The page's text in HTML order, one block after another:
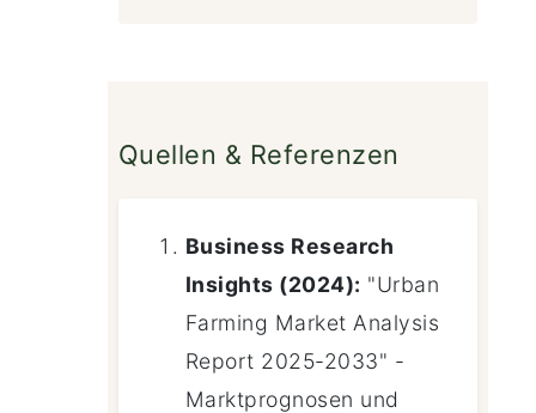
Quellen & Referenzen
Business Research
Insights (2024): "Urban
Farming Market Analysis
Report 2025-2033" -
Marktprognosen und